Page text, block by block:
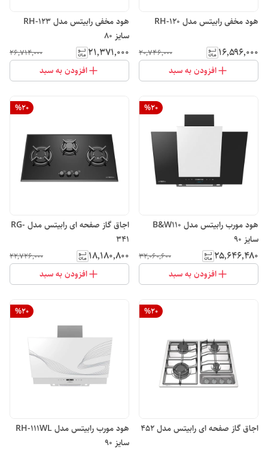
هود مخفی رابیتس مدل RH-120
۱۶٬۵۹۶٬۰۰۰ ۲۰٬۷۴۶٬۰۰۰
افزودن به سبد
هود مخفی رابیتس مدل RH-123
سایز 80
۲۱٬۳۷۱٬۰۰۰ ۲۶٬۷۱۴٬۰۰۰
افزودن به سبد
%20
هود مورب رابیتس مدل B&W110
سایز 90
۲۵٬۶۴۶٬۴۸۰ ۳۲٬۰۶۰٬۶۰۰
افزودن به سبد
%20
اجاق گاز صفحه ای رابیتس مدل RG-
341
۱۸٬۱۸۰٬۸۰۰ ۲۲٬۷۲۶٬۰۰۰
افزودن به سبد
%20
اجاق گاز صفحه ای رابیتس مدل 452
%20
هود مورب رابیتس مدل RH-111WL
سایز 90